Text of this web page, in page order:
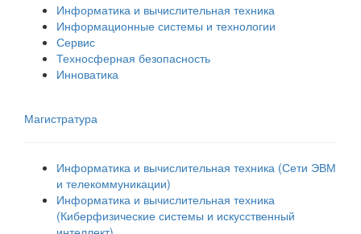
Информатика и вычислительная техника
Информационные системы и технологии
Сервис
Техносферная безопасность
Инноватика
Магистратура
Информатика и вычислительная техника (Сети ЭВМ
и телекоммуникации)
Информатика и вычислительная техника
(Киберфизические системы и искусственный